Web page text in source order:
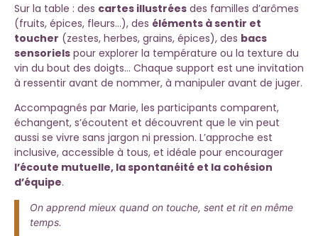
Sur la table : des cartes illustrées des familles d’arômes
(fruits, épices, fleurs…), des éléments à sentir et
toucher (zestes, herbes, grains, épices), des bacs
sensoriels pour explorer la température ou la texture du
vin du bout des doigts… Chaque support est une invitation
à ressentir avant de nommer, à manipuler avant de juger.
Accompagnés par Marie, les participants comparent,
échangent, s’écoutent et découvrent que le vin peut
aussi se vivre sans jargon ni pression. L’approche est
inclusive, accessible à tous, et idéale pour encourager
l’écoute mutuelle, la spontanéité et la cohésion
d’équipe.
On apprend mieux quand on touche, sent et rit en même
temps.